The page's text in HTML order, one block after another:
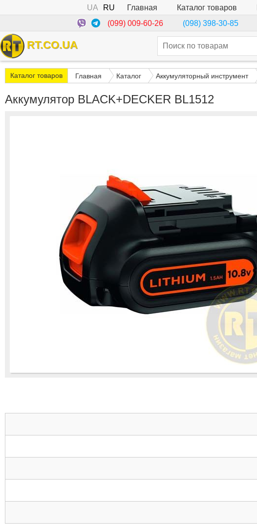
UA RU Главная Каталог товаров
(099) 009-60-26
(098) 398-30-85
RT.CO.UA
Каталог товаров Главная Каталог Аккумуляторный инструмент
Аккумулятор BLACK+DECKER BL1512